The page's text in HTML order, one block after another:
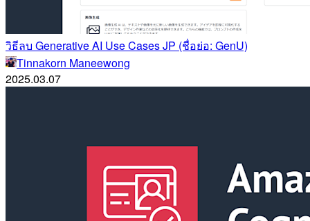
วิธีลบ Generative AI Use Cases JP (ชื่อย่อ: GenU)
Tinnakorn Maneewong
2025.03.07